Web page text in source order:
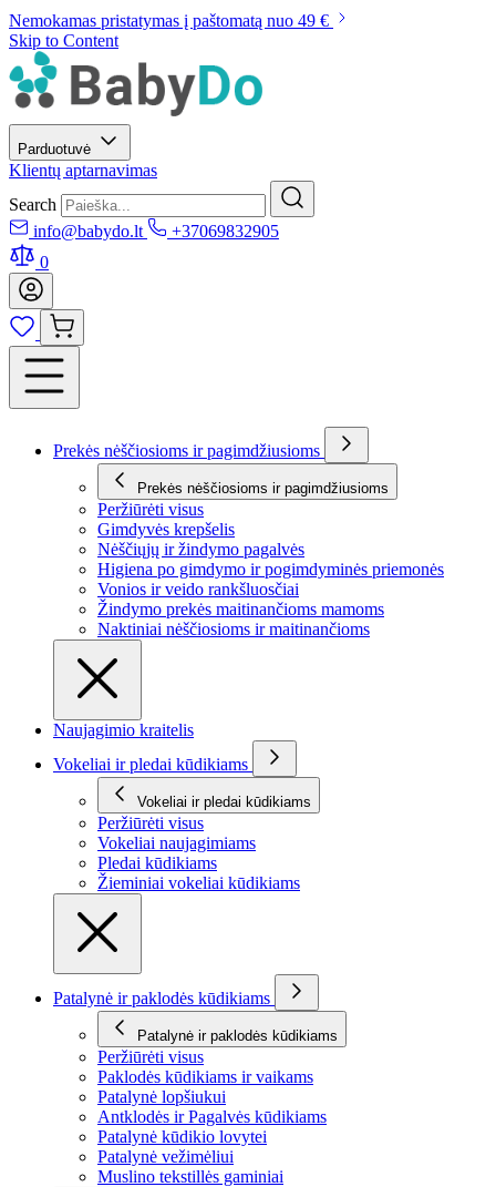
Nemokamas pristatymas į paštomatą nuo 49 €
Skip to Content
Parduotuvė
Klientų aptarnavimas
Search
info@babydo.lt
+37069832905
0
Prekės nėščiosioms ir pagimdžiusioms
Prekės nėščiosioms ir pagimdžiusioms
Peržiūrėti visus
Gimdyvės krepšelis
Nėščiųjų ir žindymo pagalvės
Higiena po gimdymo ir pogimdyminės priemonės
Vonios ir veido rankšluosčiai
Žindymo prekės maitinančioms mamoms
Naktiniai nėščiosioms ir maitinančioms
Naujagimio kraitelis
Vokeliai ir pledai kūdikiams
Vokeliai ir pledai kūdikiams
Peržiūrėti visus
Vokeliai naujagimiams
Pledai kūdikiams
Žieminiai vokeliai kūdikiams
Patalynė ir paklodės kūdikiams
Patalynė ir paklodės kūdikiams
Peržiūrėti visus
Paklodės kūdikiams ir vaikams
Patalynė lopšiukui
Antklodės ir Pagalvės kūdikiams
Patalynė kūdikio lovytei
Patalynė vežimėliui
Muslino tekstillės gaminiai